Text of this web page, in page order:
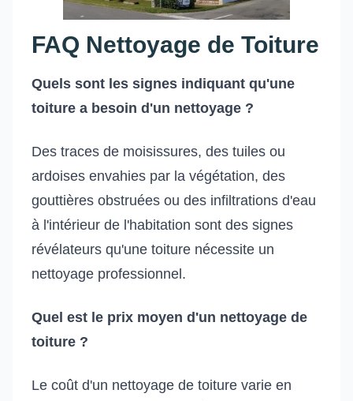
FAQ Nettoyage de Toiture
Quels sont les signes indiquant qu'une
toiture a besoin d'un nettoyage ?
Des traces de moisissures, des tuiles ou
ardoises envahies par la végétation, des
gouttières obstruées ou des infiltrations d'eau
à l'intérieur de l'habitation sont des signes
révélateurs qu'une toiture nécessite un
nettoyage professionnel.
Quel est le prix moyen d'un nettoyage de
toiture ?
Le coût d'un nettoyage de toiture varie en